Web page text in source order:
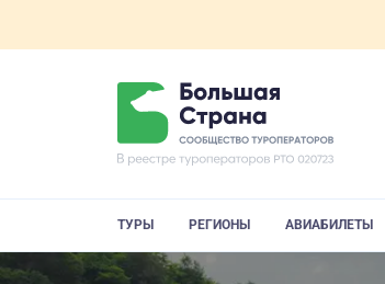
ТУРЫ РЕГИОНЫ АВИАБИЛЕТЫ